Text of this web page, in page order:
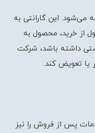
عرضه می‌شود. این گارانتی به
از خرید، محصول به
داشته باشد، شرکت
یا تعویض کند.
پارس فانال 10 سال خدمات پس از فروش را نیز